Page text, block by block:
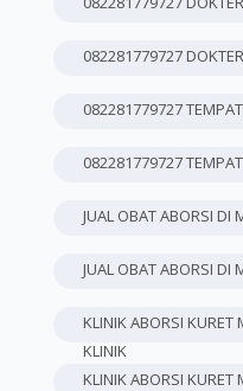
082281779727
082281779727
082281779727
JUAL OBAT ABORSI DI
JUAL OBAT ABORSI DI
KLINIK ABORSI
KLINIK
KLINIK ABORSI